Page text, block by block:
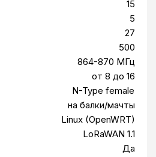
В отсутствии
соединения, он
переключаться
uplink данных сети
Встроенное
QSH-ECP500M
OpenWRT. Шлюз имеет
легкого управления
QSH-ECP500
установки и
15
5
27
500
864-870 МГц
от 8 до 16
N-Type female
на балки/мачты
Linux (OpenWRT)
LoRaWAN 1.1
Да